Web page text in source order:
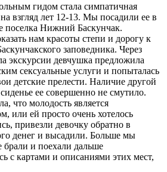
гидом стала симпатичная
взгляд лет 12-13. Мы посадили ее в
поселка Нижний Баскунчак.
нам красоты степи и дорогу к
заповедника. Через
экскурсии девчушка предложила
сексуальные услуги и попыталась
детские прелести. Наличие другой
ее совершенно не смутило.
что молодость является
или ей просто очень хотелось
привезли девочку обратно в
денег и высадили. Больше мы
брали и поехали дальше
с картами и описаниями этих мест,